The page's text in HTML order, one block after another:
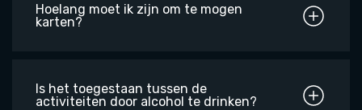
Hoelang moet ik zijn om te mogen
karten?
Is het toegestaan tussen de
activiteiten door alcohol te drinken?